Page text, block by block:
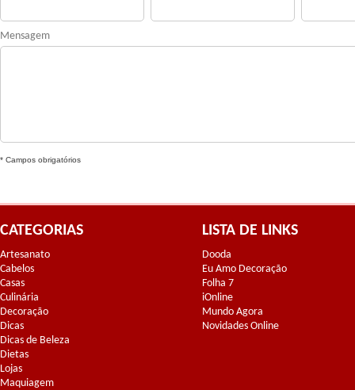
Mensagem
* Campos obrigatórios
CATEGORIAS
Artesanato
Cabelos
Casas
Culinária
Decoração
Dicas
Dicas de Beleza
Dietas
Lojas
Maquiagem
LISTA DE LINKS
Dooda
Eu Amo Decoração
Folha 7
iOnline
Mundo Agora
Novidades Online